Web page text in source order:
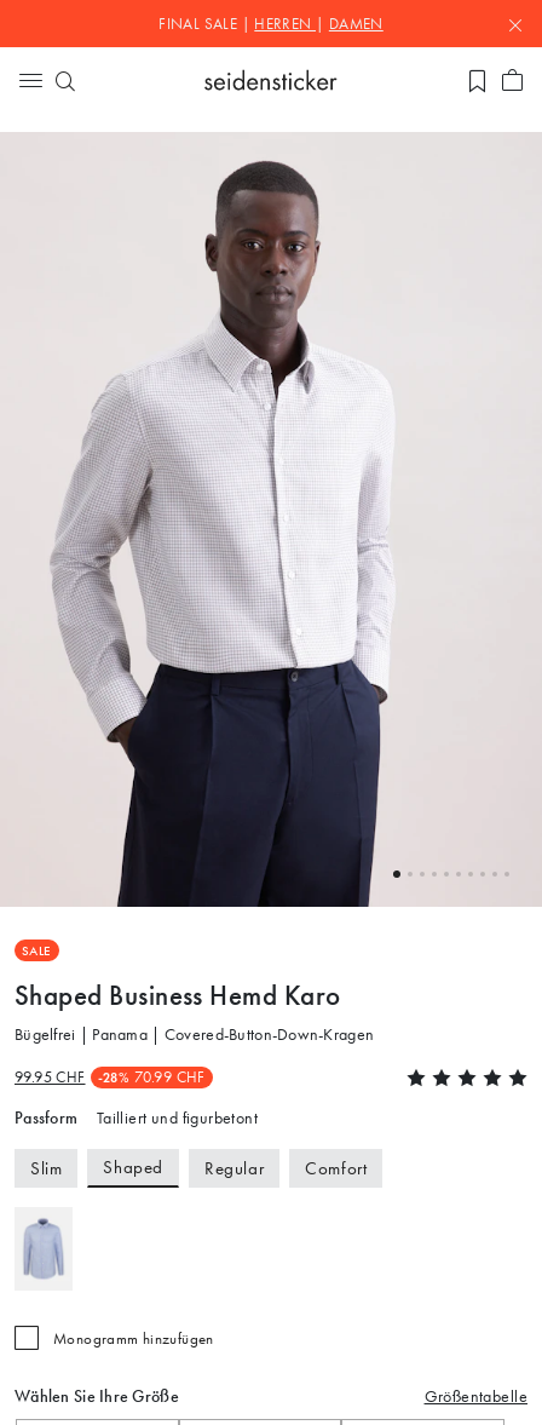
FINAL SALE | HERREN DAMEN
SALE
Shaped Business Hemd Karo
Bügelfrei | Panama | Covered-Button-Down-Kragen
99.95 CHF -28% 70.99 CHF
Passform Tailliert und figurbetont
Slim Shaped Regular Comfort
Monogramm hinzufügen
Wählen Sie Ihre Größe Größentabelle